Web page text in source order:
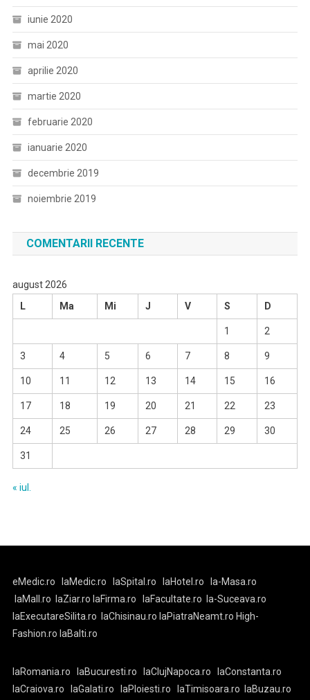
iunie 2020
mai 2020
aprilie 2020
martie 2020
februarie 2020
ianuarie 2020
decembrie 2019
noiembrie 2019
COMENTARII RECENTE
august 2026
L
Ma Mi J V S D
1 2
3 4 5 6 7 8 9
10 11 12 13 14 15 16
17 18 19 20 21 22 23
24 25 26 27 28 29 30
31
« iul.
eMedic.ro laMedic.ro laSpital.ro laHotel.ro
la-Masa.ro
laMall.ro
laZiar.ro laFirma.ro laFacultate.ro
la-Suceava.ro
laExecutareSilita.ro
laChisinau.ro laPiatraNeamt.ro High-
Fashion.ro laBalti.ro
laRomania.ro laBucuresti.ro laClujNapoca.ro
laConstanta.ro
laCraiova.ro
laGalati.ro laPloiesti.ro laTimisoara.ro laBuzau.ro